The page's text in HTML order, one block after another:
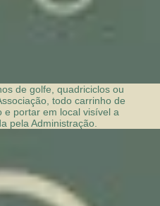
de golfe, quadriciclos ou
todo carrinho de
e portar em local visível a
pela Administração.